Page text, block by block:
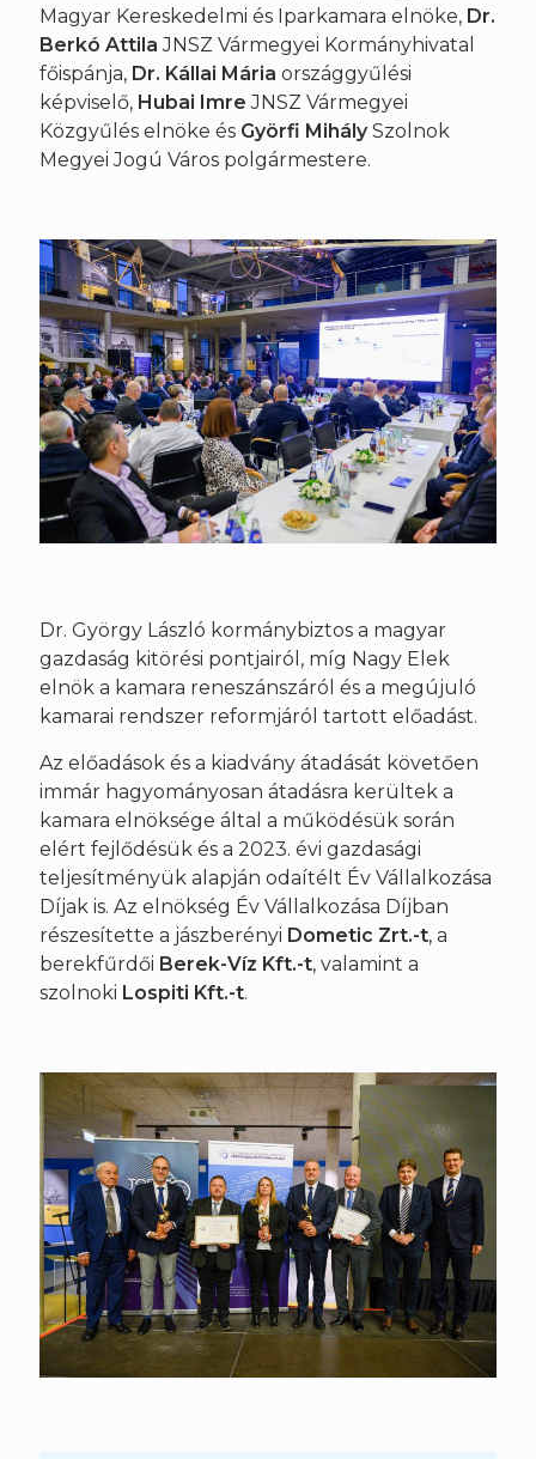
Magyar Kereskedelmi és Iparkamara elnöke, Dr.
Berkó Attila JNSZ Vármegyei Kormányhivatal
főispánja, Dr. Kállai Mária országgyűlési
képviselő, Hubai Imre JNSZ Vármegyei
Közgyűlés elnöke és Györfi MihálySzolnok
Megyei Jogú Város polgármestere.
Dr. György László kormánybiztos a magyar
gazdaság kitörési pontjairól, míg Nagy Elek
elnök a kamara reneszánszáról és a megújuló
kamarai rendszer reformjáról tartott előadást.
Az előadások és a kiadvány átadását követően
immár hagyományosan átadásra kerültek a
kamara elnöksége által a működésük során
elért fejlődésük és a 2023. évi gazdasági
teljesítményük alapján odaítélt Év Vállalkozása
Díjak is. Az elnökség Év Vállalkozása Díjban
részesítette a jászberényi Dometic Zrt.-t, a
berekfűrdői Berek-Víz Kft.-t, valamint a
szolnoki Lospiti Kft.-t.